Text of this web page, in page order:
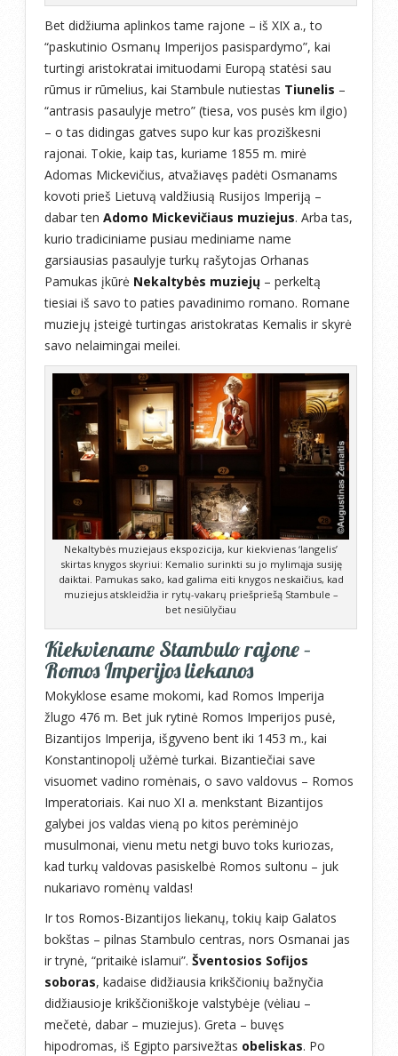
Bet didžiuma aplinkos tame rajone – iš XIX a., to
“paskutinio Osmanų Imperijos pasispardymo”, kai
turtingi aristokratai imituodami Europą statėsi sau
rūmus ir rūmelius, kai Stambule nutiestas Tiunelis –
“antrasis pasaulyje metro” (tiesa, vos pusės km ilgio)
– o tas didingas gatves supo kur kas proziškesni
rajonai. Tokie, kaip tas, kuriame 1855 m. mirė
Adomas Mickevičius, atvažiavęs padėti Osmanams
kovoti prieš Lietuvą valdžiusią Rusijos Imperiją –
dabar ten Adomo Mickevičiaus muziejus. Arba tas,
kurio tradiciniame pusiau mediniame name
garsiausias pasaulyje turkų rašytojas Orhanas
Pamukas įkūrė Nekaltybės muziejų – perkeltą
tiesiai iš savo to paties pavadinimo romano. Romane
muziejų įsteigė turtingas aristokratas Kemalis ir skyrė
savo nelaimingai meilei.
Nekaltybės muziejaus ekspozicija, kur kiekvienas ‘langelis’
skirtas knygos skyriui: Kemalio surinkti su jo mylimąja susiję
daiktai. Pamukas sako, kad galima eiti knygos neskaičius, kad
muziejus atskleidžia ir rytų-vakarų priešpriešą Stambule –
bet nesiūlyčiau
Kiekviename Stambulo rajone –
Romos Imperijos liekanos
Mokyklose esame mokomi, kad Romos Imperija
žlugo 476 m. Bet juk rytinė Romos Imperijos pusė,
Bizantijos Imperija, išgyveno bent iki 1453 m., kai
Konstantinopolį užėmė turkai. Bizantiečiai save
visuomet vadino romėnais, o savo valdovus – Romos
Imperatoriais. Kai nuo XI a. menkstant Bizantijos
galybei jos valdas vieną po kitos perėminėjo
musulmonai, vienu metu netgi buvo toks kuriozas,
kad turkų valdovas pasiskelbė Romos sultonu – juk
nukariavo romėnų valdas!
Ir tos Romos-Bizantijos liekanų, tokių kaip Galatos
bokštas – pilnas Stambulo centras, nors Osmanai jas
ir trynė, “pritaikė islamui”. Šventosios Sofijos
soboras, kadaise didžiausia krikščionių bažnyčia
didžiausioje krikščioniškoje valstybėje (vėliau –
mečetė, dabar – muziejus). Greta – buvęs
hipodromas, iš Egipto parsivežtas obeliskas. Po